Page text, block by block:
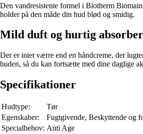
Den vandresistente formel i Biotherm
holder på den måde din hud blød og smidig.
Mild duft og hurtig
Der er intet værre end en håndcreme, der
huden, så du kan fortsætte med dine daglige
Specifikationer
Hudtype:
Tør
Egenskaber:
Fugtgivende, Beskyttende og
Specialbehov: Anti Age